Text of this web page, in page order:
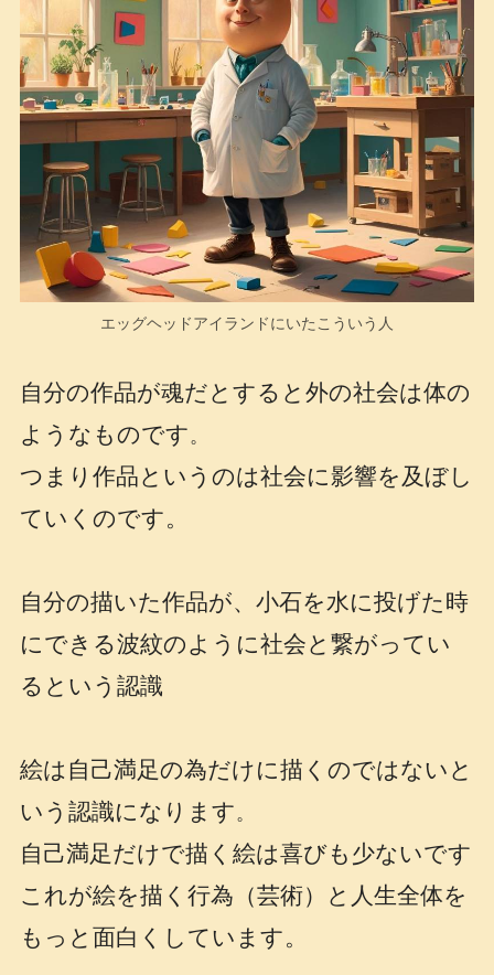
エッグヘッドアイランドにいたこういう人
自分の作品が魂だとすると外の社会は体の
ようなものです。
つまり作品というのは社会に影響を及ぼし
ていくのです。
自分の描いた作品が、小石を水に投げた時
にできる波紋のように社会と繋がってい
るという認識
絵は自己満足の為だけに描くのではないと
いう認識になります。
自己満足だけで描く絵は喜びも少ないです
これが絵を描く行為（芸術）と人生全体を
もっと面白くしています。